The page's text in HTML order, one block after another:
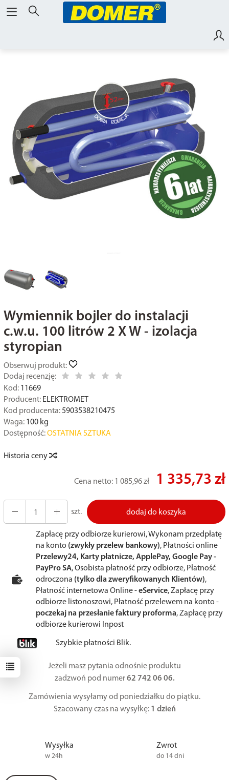
Wymiennik bojler do instalacji
c.w.u. 100 litrów 2 X W - izolacja
styropian
Obserwuj produkt:
Dodaj recenzję:
Kod: 11669
Producent: ELEKTROMET
Kod producenta: 5903538210475
Waga: 100kg
Dostępność: OSTATNIA SZTUKA
Historia ceny
Cena netto: 1 085,96 zł 1 335,73 zł
szt. dodaj do koszyka
Zapłacę przy odbiorze kurierowi, Wykonam przedpłatę
na konto (zwykły przelew bankowy), Płatności online
Przelewy24, Karty płatnicze, ApplePay, Google Pay -
PayPro SA, Osobista płatność przy odbiorze, Płatność
odroczona (tylko dla zweryfikowanych Klientów),
Płatność internetowa Online -eService, Zapłacę przy
odbiorze listonoszowi, Płatność przelewem na konto -
poczekaj na przesłanie faktury proforma, Zapłacę przy
odbiorze kurierowi Inpost
Szybkie płatności Blik.
Jeżeli masz pytania odnośnie produktu
zadzwoń pod numer62 742 06 06.
Zamówienia wysyłamy od poniedziałku do piątku.
Szacowany czas na wysyłkę: 1 dzień
Wysyłka
w 24h
Zwrot
do 14 dni